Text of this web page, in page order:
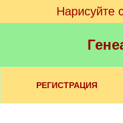
Нарисуйте
РЕГИСТРАЦИЯ